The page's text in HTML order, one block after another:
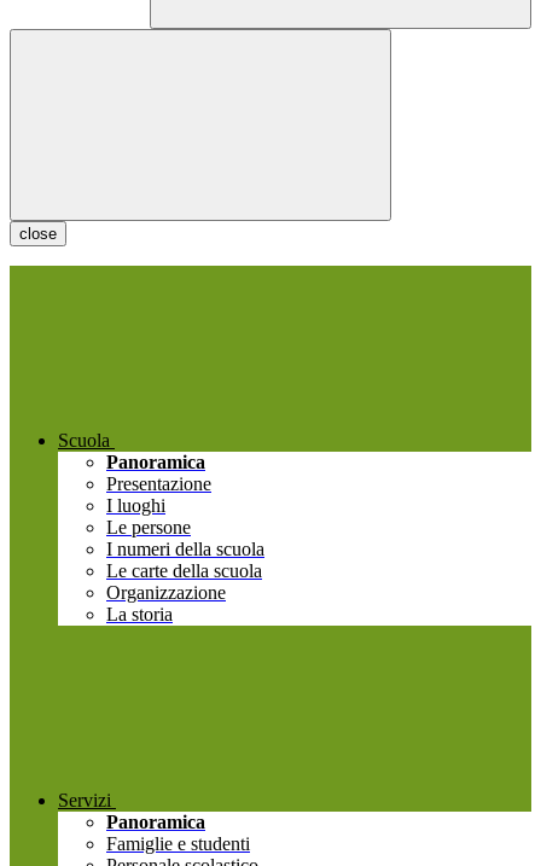
close
Scuola
Panoramica
Presentazione
I luoghi
Le persone
I numeri della scuola
Le carte della scuola
Organizzazione
La storia
Servizi
Panoramica
Famiglie e studenti